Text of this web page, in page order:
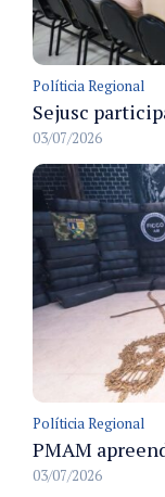
Políticia Regional
03/07/2026
Políticia Regional
03/07/2026